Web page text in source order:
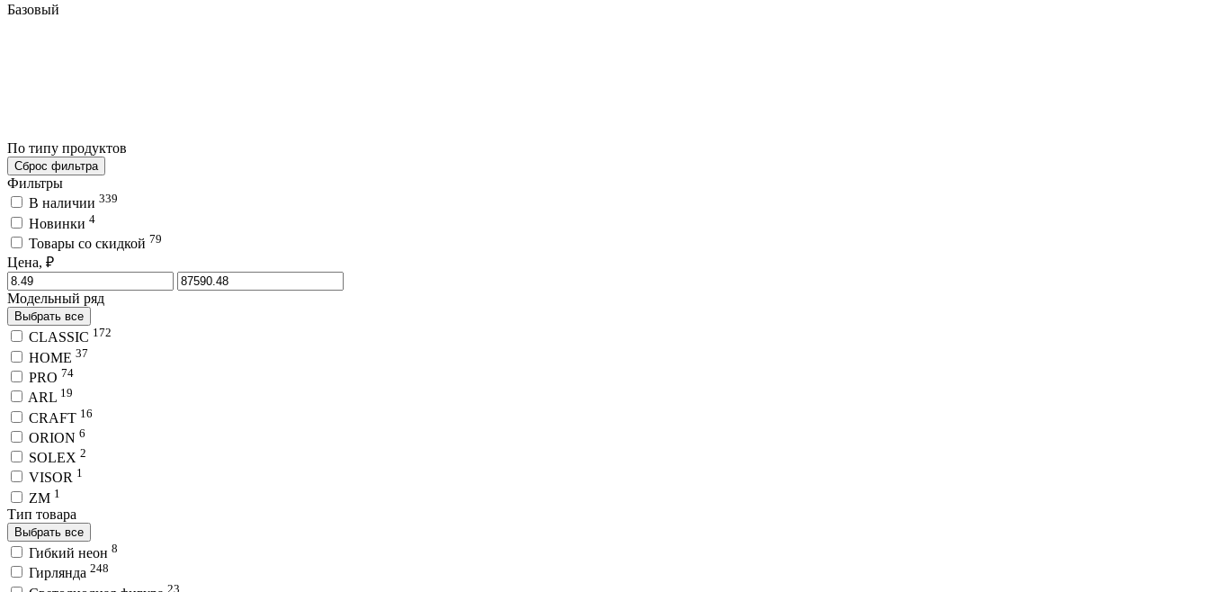
Базовый
По типу продуктов
Сброс фильтра
Фильтры
В наличии 339
Новинки 4
Товары со скидкой 79
Цена, ₽
Модельный ряд
Выбрать все
CLASSIC 172
HOME 37
PRO 74
ARL 19
CRAFT 16
ORION 6
SOLEX 2
VISOR 1
ZM 1
Тип товара
Выбрать все
Гибкий неон 8
Гирлянда 248
23